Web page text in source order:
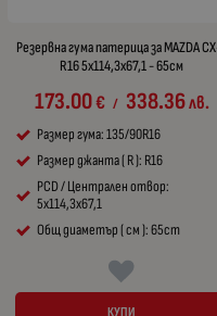
Резервна гума патерица за MAZDA
R16 5x114,3x67,1 - 65см
173.00€ / 338.36лв.
Размер гума: 135/90R16
Размер джанта ( R ): R16
PCD / Централен отвор:
5x114,3x67,1
Общ диаметър ( см ): 65cm
КУПИ